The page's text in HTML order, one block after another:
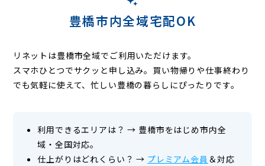
豊橋市内全域宅配OK
リネットは豊橋市全域でご利用いただけます。
スマホひとつでサクッと申し込み。買い物帰りや仕事終わり
でも気軽に使えて、忙しい豊橋の暮らしにぴったりです。
利用できるエリアは？ → 豊橋市をはじめ市内全
域・全国対応。
仕上がりはどれくらい？ → プレミアム会員 ＆対応